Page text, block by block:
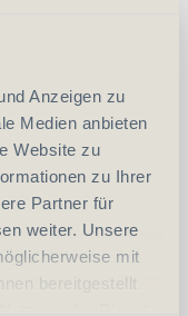
Anzeigen zu
Medien anbieten
Website zu
zu Ihrer
Partner für
weiter. Unsere
mit
bereitgestellt
- +
In den Warenkorb